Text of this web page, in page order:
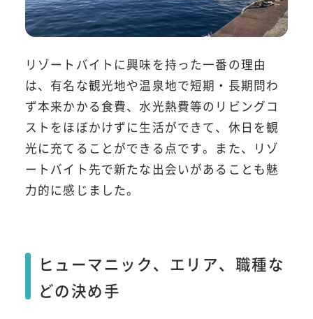
リゾートバイトに興味を持った一番の理由
は、有名な観光地や温泉地で短期・長期問わ
ず本来かかる食費、水光熱費等のリビングコ
ストをほぼかけずに生活ができて、休日を観
光に充てることができる点です。また、リゾ
ートバイト先で新たな出会いがあることも魅
力的に感じました。
ヒューマニック、エリア、職種な
どの決め手